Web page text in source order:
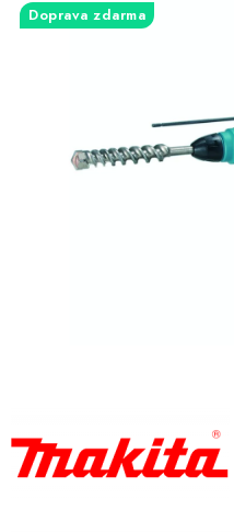
PRACOVNÍ STOLY
Doprava zdarma